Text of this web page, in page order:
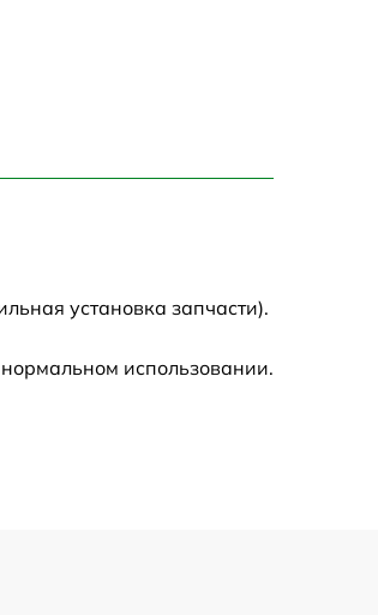
установка запчасти).
использовании.